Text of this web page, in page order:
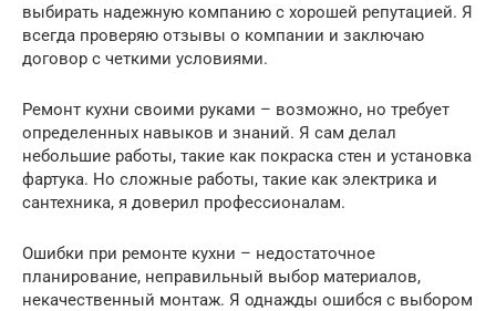
выбирать надежную компанию с хорошей репутацией. Я
всегда проверяю отзывы о компании и заключаю
договор с четкими условиями.
Ремонт кухни своими руками – возможно, но требует
определенных навыков и знаний. Я сам делал
небольшие работы, такие как покраска стен и установка
фартука. Но сложные работы, такие как электрика и
сантехника, я доверил профессионалам.
Ошибки при ремонте кухни – недостаточное
планирование, неправильный выбор материалов,
некачественный монтаж. Я однажды ошибся с выбором